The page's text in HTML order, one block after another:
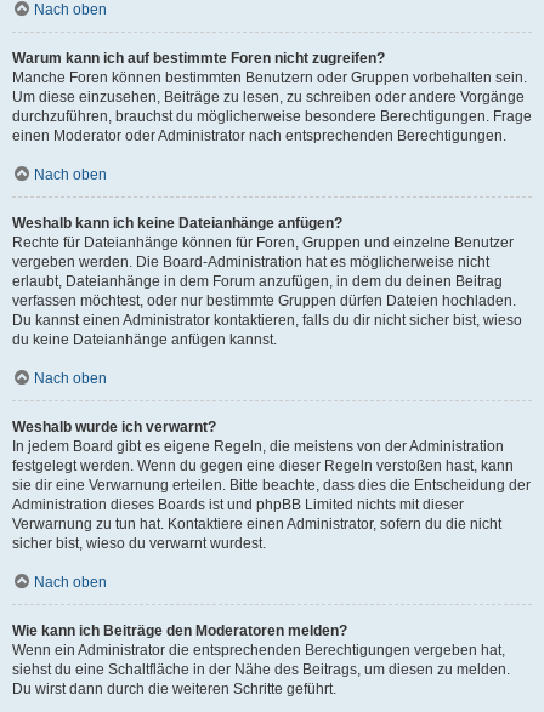
Nach oben
Warum kann ich auf bestimmte Foren nicht zugreifen?
Manche Foren können bestimmten Benutzern oder Gruppen vorbehalten sein.
Um diese einzusehen, Beiträge zu lesen, zu schreiben oder andere Vorgänge
durchzuführen, brauchst du möglicherweise besondere Berechtigungen. Frage
einen Moderator oder Administrator nach entsprechenden Berechtigungen.
Nach oben
Weshalb kann ich keine Dateianhänge anfügen?
Rechte für Dateianhänge können für Foren, Gruppen und einzelne Benutzer
vergeben werden. Die Board-Administration hat es möglicherweise nicht
erlaubt, Dateianhänge in dem Forum anzufügen, in dem du deinen Beitrag
verfassen möchtest, oder nur bestimmte Gruppen dürfen Dateien hochladen.
Du kannst einen Administrator kontaktieren, falls du dir nicht sicher bist, wieso
du keine Dateianhänge anfügen kannst.
Nach oben
Weshalb wurde ich verwarnt?
In jedem Board gibt es eigene Regeln, die meistens von der Administration
festgelegt werden. Wenn du gegen eine dieser Regeln verstoßen hast, kann
sie dir eine Verwarnung erteilen. Bitte beachte, dass dies die Entscheidung der
Administration dieses Boards ist und phpBB Limited nichts mit dieser
Verwarnung zu tun hat. Kontaktiere einen Administrator, sofern du die nicht
sicher bist, wieso du verwarnt wurdest.
Nach oben
Wie kann ich Beiträge den Moderatoren melden?
Wenn ein Administrator die entsprechenden Berechtigungen vergeben hat,
siehst du eine Schaltfläche in der Nähe des Beitrags, um diesen zu melden.
Du wirst dann durch die weiteren Schritte geführt.